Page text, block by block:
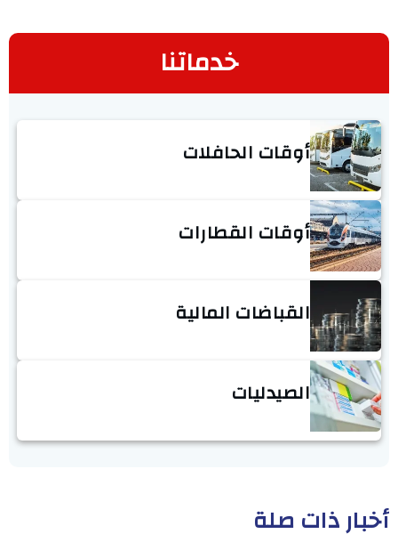
خدماتنا
أوقات الحافلات
أوقات القطارات
القباضات المالية
الصيدليات
أخبار ذات صلة